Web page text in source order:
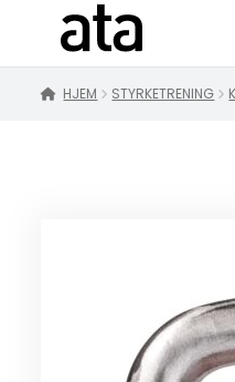
HJEM STYRKETRENING